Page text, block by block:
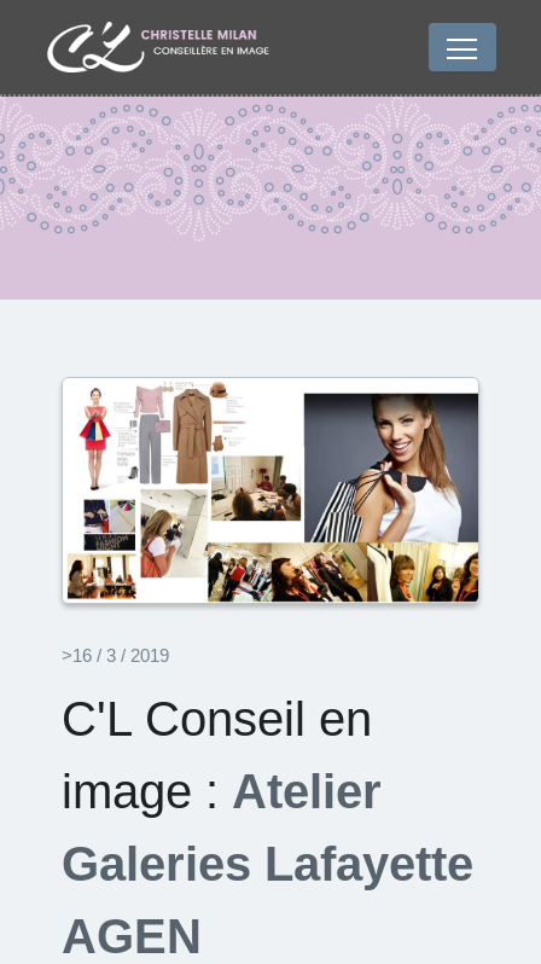
>16 / 3 / 2019
C'L Conseil en
image : Atelier
Galeries Lafayette
AGEN